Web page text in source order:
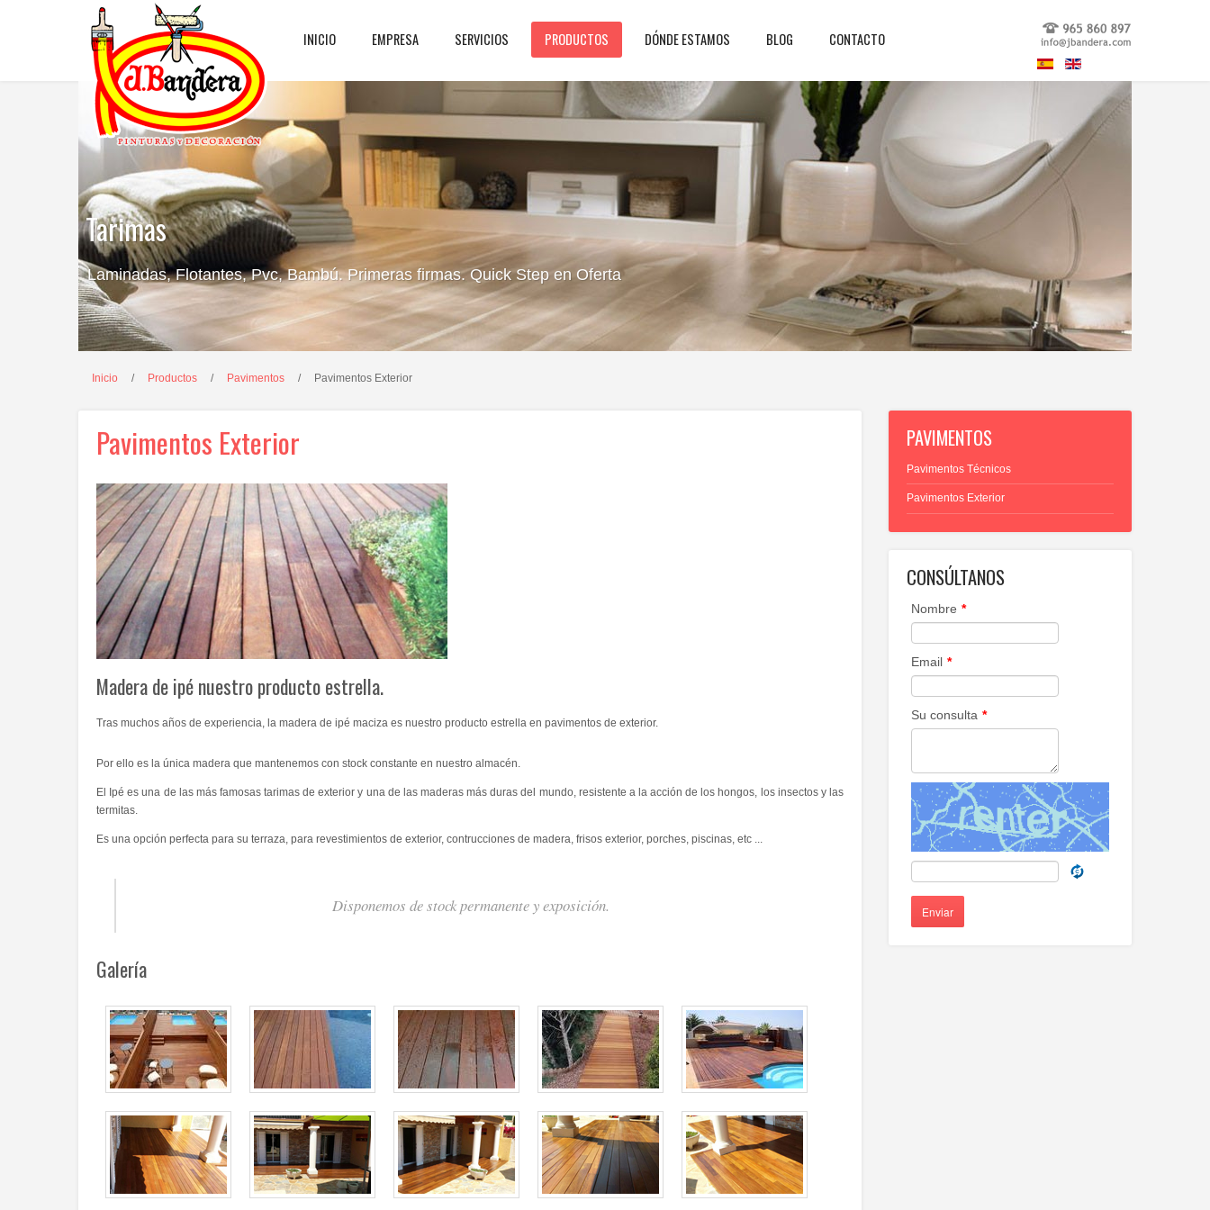
INICIO EMPRESA SERVICIOS PRODUCTOS DÓNDE ESTAMOS BLOG CONTACTO
Tarimas
Laminadas, Flotantes, Pvc, Bambú. Primeras firmas. Quick Step en Oferta
Inicio / Productos / Pavimentos / Pavimentos Exterior
Pavimentos Exterior
Madera de ipé nuestro producto estrella.
Tras muchos años de experiencia, la madera de ipé maciza es nuestro producto estrella en pavimentos de exterior.
Por ello es la única madera que mantenemos con stock constante en nuestro almacén.
El Ipé es una de las más famosas tarimas de exterior y una de las maderas más duras del mundo, resistente a la acción de los hongos, los insectos y las
termitas.
Es una opción perfecta para su terraza, para revestimientos de exterior, contrucciones de madera, frisos exterior, porches, piscinas, etc ...
Disponemos de stock permanente y exposición.
Galería
PAVIMENTOS
Pavimentos Técnicos
Pavimentos Exterior
CONSÚLTANOS
Nombre *
Email *
Su consulta *
Enviar